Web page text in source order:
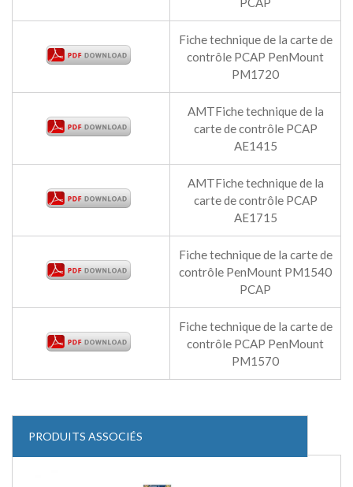
Fiche technique de la carte de
contrôle PCAP PenMount
PM1720
AMTFiche technique de la
carte de contrôle PCAP
AE1415
AMTFiche technique de la
carte de contrôle PCAP
AE1715
Fiche technique de la carte de
contrôle PenMount PM1540
PCAP
Fiche technique de la carte de
contrôle PCAP PenMount
PM1570
PRODUITS ASSOCIÉS